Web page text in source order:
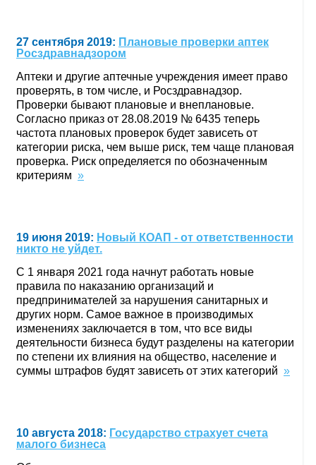
27 сентября 2019: Плановые проверки аптек
Росздравнадзором
Аптеки и другие аптечные учреждения имеет право
проверять, в том числе, и Росздравнадзор.
Проверки бывают плановые и внеплановые.
Согласно приказ от 28.08.2019 № 6435 теперь
частота плановых проверок будет зависеть от
категории риска, чем выше риск, тем чаще плановая
проверка. Риск определяется по обозначенным
критериям »
19 июня 2019: Новый КОАП - от ответственности
никто не уйдет.
С 1 января 2021 года начнут работать новые
правила по наказанию организаций и
предпринимателей за нарушения санитарных и
других норм. Самое важное в производимых
изменениях заключается в том, что все виды
деятельности бизнеса будут разделены на категории
по степени их влияния на общество, население и
суммы штрафов будят зависеть от этих категорий »
10 августа 2018: Государство страхует счета
малого бизнеса